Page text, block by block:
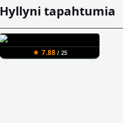
Hyllyni tapahtumia
★ 7.88/ 25